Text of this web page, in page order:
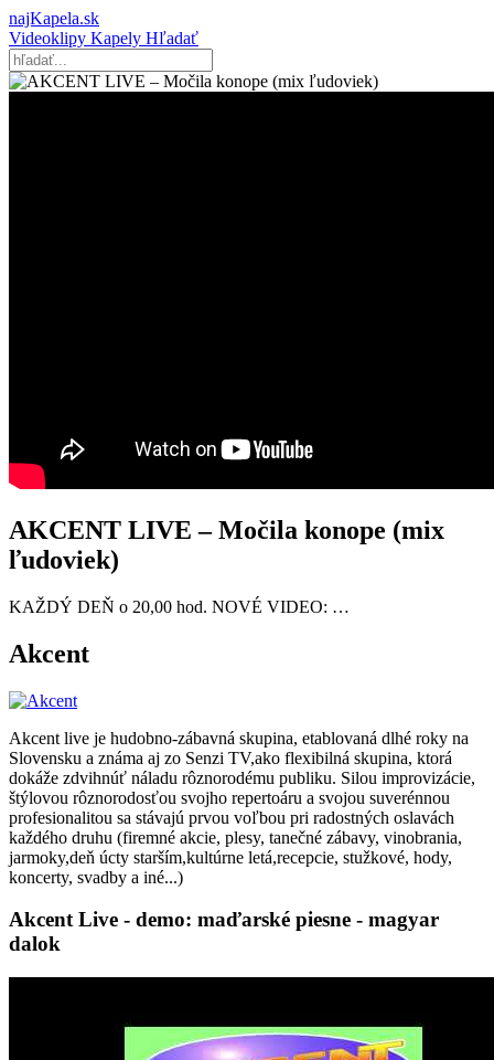
najKapela.sk
Videoklipy Kapely Hľadať
AKCENT LIVE – Močila konope (mix
ľudoviek)
KAŽDÝ DEŇ o 20,00 hod. NOVÉ VIDEO: …
Akcent
Akcent live je hudobno-zábavná skupina, etablovaná dlhé roky na
Slovensku a známa aj zo Senzi TV,ako flexibilná skupina, ktorá
dokáže zdvihnúť náladu rôznorodému publiku. Silou improvizácie,
štýlovou rôznorodosťou svojho repertoáru a svojou suverénnou
profesionalitou sa stávajú prvou voľbou pri radostných oslavách
každého druhu (firemné akcie, plesy, tanečné zábavy, vinobrania,
jarmoky,deň úcty starším,kultúrne letá,recepcie, stužkové, hody,
koncerty, svadby a iné...)
Akcent Live - demo: maďarské piesne - magyar
dalok